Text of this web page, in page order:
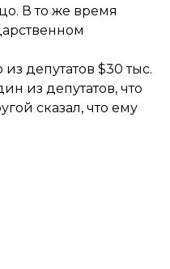
В то же время
депутатов $30 тыс.
из депутатов, что
сказал, что ему